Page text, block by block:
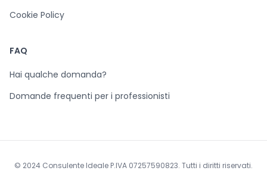
Cookie Policy
FAQ
Hai qualche domanda?
Domande frequenti per i professionisti
© 2024 Consulente Ideale P.IVA 07257590823. Tutti i diritti riservati.